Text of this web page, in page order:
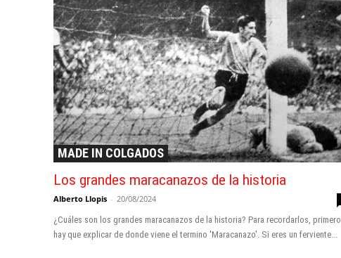
MADE IN COLGADOS
Los grandes maracanazos de la historia
Alberto Llopis - 20/08/2024
¿Cuáles son los grandes maracanazos de la historia? Para recordarlos, primero
hay que explicar de donde viene el termino 'Maracanazo'. Si eres un ferviente...